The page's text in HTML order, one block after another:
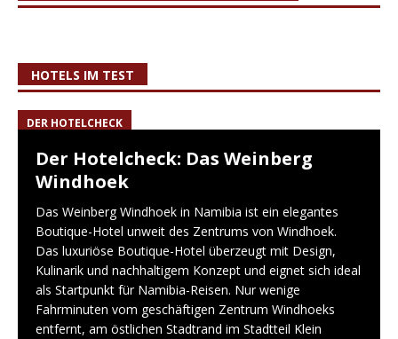
HOTELS IM TEST
DER HOTELCHECK
Der Hotelcheck: Das Weinberg
Windhoek
Das Weinberg Windhoek in Namibia ist ein elegantes
Boutique-Hotel unweit des Zentrums von Windhoek.
Das luxuriöse Boutique-Hotel überzeugt mit Design,
Kulinarik und nachhaltigem Konzept und eignet sich ideal
als Startpunkt für Namibia-Reisen. Nur wenige
Fahrminuten vom geschäftigen Zentrum Windhoeks
entfernt, am östlichen Stadtrand im Stadtteil Klein